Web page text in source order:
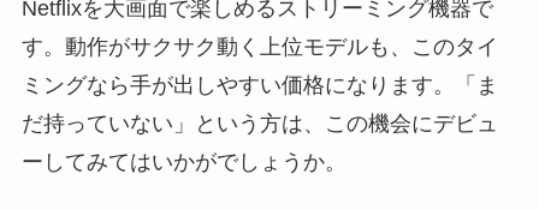
Netflixを大画面で楽しめるストリーミング機器で
す。動作がサクサク動く上位モデルも、このタイ
ミングなら手が出しやすい価格になります。「ま
だ持っていない」という方は、この機会にデビュ
ーしてみてはいかがでしょうか。